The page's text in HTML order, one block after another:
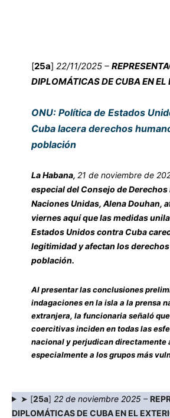
[25a] 22/11/2025 –
DIPLOMÁTICAS DE CUBA EN EL
ONU: Política de Estados
Cuba lacera derechos
población
La Habana, 21 de noviembre de
especial del Consejo de Derechos
Naciones Unidas, Alena Douhan,
viernes aquí que las medidas
Estados Unidos contra Cuba
legitimidad y afectan los
población.
Al presentar las conclusiones
indagaciones en la isla a la prensa
extranjera, la funcionaria señaló
coercitivas inciden en todas las
nacional y perjudican directamente
especialmente a los grupos más
➤ [25a] 22 de noviembre 2025 –
DIPLOMÁTICAS DE CUBA EN EL